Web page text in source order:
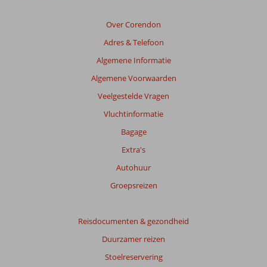
Over Corendon
Adres & Telefoon
Algemene Informatie
Algemene Voorwaarden
Veelgestelde Vragen
Vluchtinformatie
Bagage
Extra's
Autohuur
Groepsreizen
Reisdocumenten & gezondheid
Duurzamer reizen
Stoelreservering